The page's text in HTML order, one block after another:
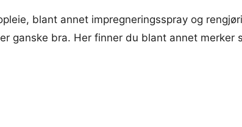
blant annet impregneringsspray og
ganske bra. Her finner du blant annet merker